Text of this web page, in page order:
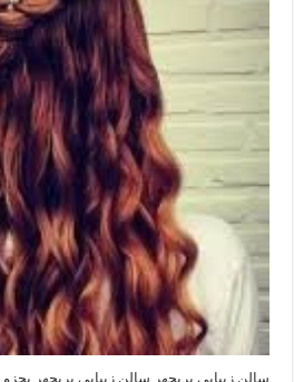
سالن زیبایی پریچهر سالن زیبایی پریچهر